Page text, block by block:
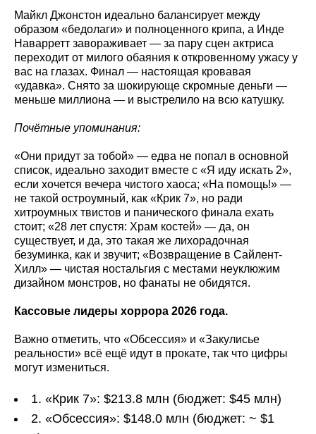
Майкл Джонстон идеально балансирует между
образом «бедолаги» и полноценного крипа, а Инде
Наварретт завораживает — за пару сцен актриса
переходит от милого обаяния к откровенному ужасу у
вас на глазах. Финал — настоящая кровавая
«удавка». Снято за шокирующе скромные деньги —
меньше миллиона — и выстрелило на всю катушку.
Почётные упоминания:
«Они придут за тобой» — едва не попал в основной
список, идеально заходит вместе с «Я иду искать 2»,
если хочется вечера чистого хаоса; «На помощь!» —
не такой остроумный, как «Крик 7», но ради
хитроумных твистов и панического финала ехать
стоит; «28 лет спустя: Храм костей» — да, он
существует, и да, это такая же лихорадочная
безуминка, как и звучит; «Возвращение в Сайлент-
Хилл» — чистая ностальгия с местами неуклюжим
дизайном монстров, но фанаты не обидятся.
Кассовые лидеры хоррора 2026 года.
Важно отметить, что «Обсессия» и «Закулисье
реальности» всё ещё идут в прокате, так что цифры
могут измениться.
1. «Крик 7»: $213.8 млн (бюджет: $45 млн)
2. «Обсессия»: $148.0 млн (бюджет: ~ $1